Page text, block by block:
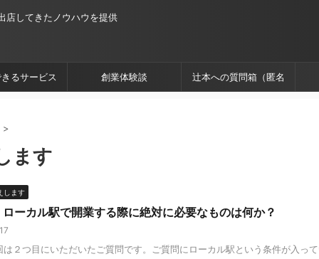
店してきたノウハウを提供
るサービス 創業体験談 辻本への質問箱（匿名
>
ます
します
ローカル駅で開業する際に絶対に必要なものは何か？
は２つ目にいただいたご質問です。ご質問にローカル駅という条件が入っ